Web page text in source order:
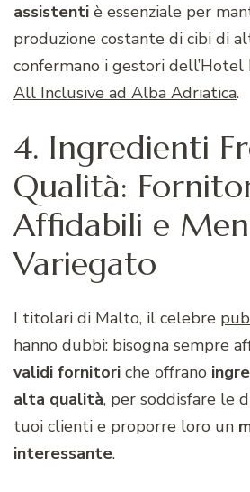
assistenti è essenziale per
produzione costante di cibi di
confermano i gestori dell’Hotel
All Inclusive ad Alba Adriatica.
4. Ingredienti
Qualità:
Affidabili e
Variegato
I titolari di Malto, il celebre
hanno dubbi: bisogna sempre
validi fornitori che offrano
alta qualità, per soddisfare le
tuoi clienti e proporre loro un
interessante.